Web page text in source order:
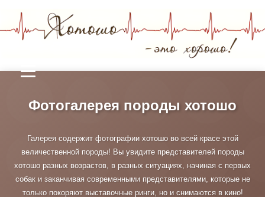
Фотогалерея породы хотошо
Галерея содержит фотографии хотошо во всей красе этой
величественной породы! Вы увидите представителей породы
хотошо разных возрастов, в разных ситуациях, начиная с первых
собак и заканчивая современными представителями, которые не
только покоряют выставочные ринги, но и снимаются в кино!